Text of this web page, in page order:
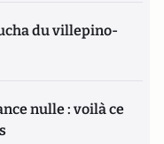
du villepino-
nulle : voilà ce